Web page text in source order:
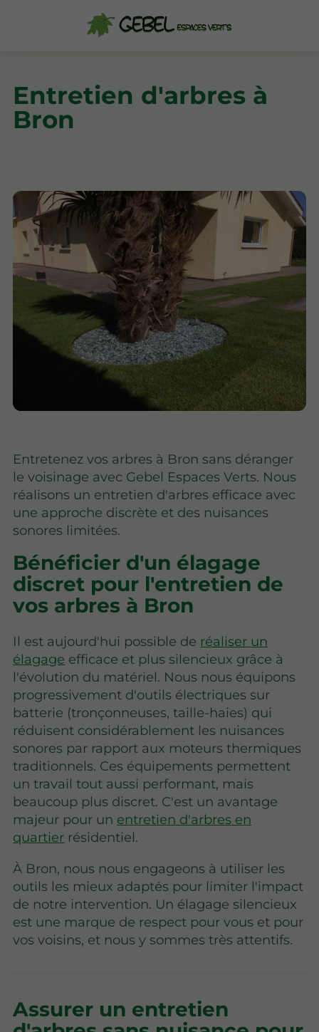
Entretien d'arbres à
Bron
Entretenez vos arbres à Bron sans déranger
le voisinage avec Gebel Espaces Verts. Nous
réalisons un entretien d'arbres efficace avec
une approche discrète et des nuisances
sonores limitées.
Bénéficier d'un élagage
discret pour l'entretien de
vos arbres à Bron
Il est aujourd'hui possible de réaliser un
élagage efficace et plus silencieux grâce à
l'évolution du matériel. Nous nous équipons
progressivement d'outils électriques sur
batterie (tronçonneuses, taille-haies) qui
réduisent considérablement les nuisances
sonores par rapport aux moteurs thermiques
traditionnels. Ces équipements permettent
un travail tout aussi performant, mais
beaucoup plus discret. C'est un avantage
majeur pour un entretien d'arbres en
quartier résidentiel.
À Bron, nous nous engageons à utiliser les
outils les mieux adaptés pour limiter l'impact
de notre intervention. Un élagage silencieux
est une marque de respect pour vous et pour
vos voisins, et nous y sommes très attentifs.
Assurer un entretien